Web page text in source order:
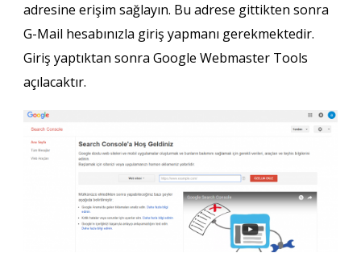
adresine erişim sağlayın. Bu adrese gittikten sonra
G-Mail hesabınızla giriş yapmanı gerekmektedir.
Giriş yaptıktan sonra Google Webmaster Tools
açılacaktır.